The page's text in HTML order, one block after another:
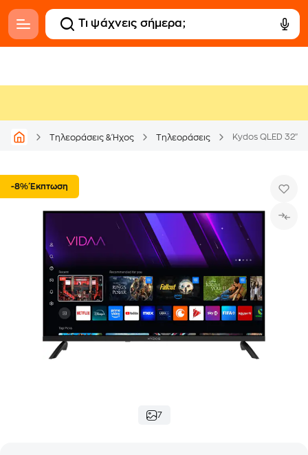
Τηλεοράσεις & Ήχος Τηλεοράσεις Kydos QLED 32"
-8% Έκπτωση
7